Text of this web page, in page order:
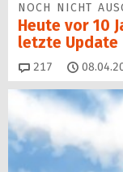
NOCH NICHT
Heute vor 10
letzte Update
217 Kommentare